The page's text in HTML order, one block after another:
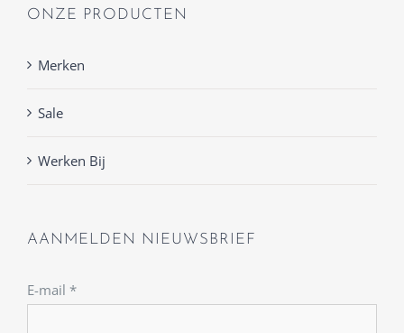
ONZE PRODUCTEN
Merken
Sale
Werken Bij
AANMELDEN NIEUWSBRIEF
E-mail *